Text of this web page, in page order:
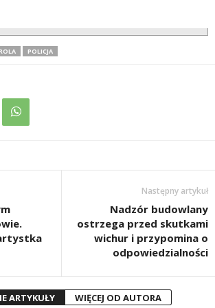
POLICJA
Następny artykuł
Nadzór budowlany
ostrzega przed skutkami
wichur i przypomina o
odpowiedzialności
ARTYKUŁY WIĘCEJ OD AUTORA